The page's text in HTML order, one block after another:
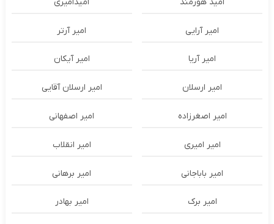
امیر آرایی امیر آرتر
امیر آریا امیر آیکان
امیر ارسلان امیر ارسلان آقایی
امیر اصغرزاده امیر اصفهانی
امیر امیری امیر انقلاب
امیر باباجانی امیر برهانی
امیر برک امیر بهادر